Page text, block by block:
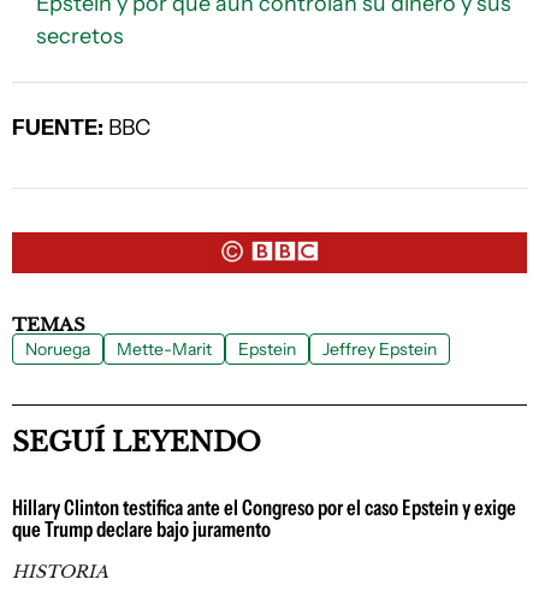
secretos
FUENTE: BBC
TEMAS
Noruega Mette-Marit Epstein Jeffrey Epstein
SEGUÍ LEYENDO
Hillary Clinton testifica ante el Congreso por el caso Epstein y exige
que Trump declare bajo juramento
HISTORIA